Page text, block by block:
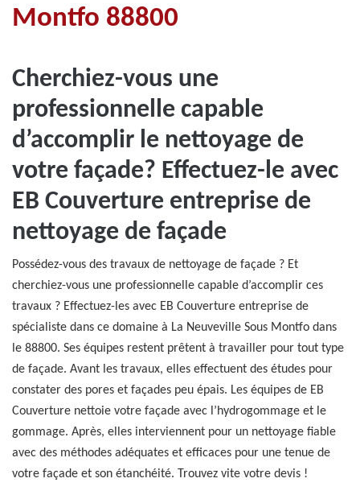
Montfo 88800
Cherchiez-vous une
professionnelle capable
d’accomplir le nettoyage de
votre façade? Effectuez-le avec
EB Couverture entreprise de
nettoyage de façade
Possédez-vous des travaux de nettoyage de façade ? Et
cherchiez-vous une professionnelle capable d’accomplir ces
travaux ? Effectuez-les avec EB Couverture entreprise de
spécialiste dans ce domaine à La Neuveville Sous Montfo dans
le 88800. Ses équipes restent prêtent à travailler pour tout type
de façade. Avant les travaux, elles effectuent des études pour
constater des pores et façades peu épais. Les équipes de EB
Couverture nettoie votre façade avec l’hydrogommage et le
gommage. Après, elles interviennent pour un nettoyage fiable
avec des méthodes adéquates et efficaces pour une tenue de
votre façade et son étanchéité. Trouvez vite votre devis !